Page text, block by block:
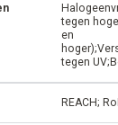
tegen
en
tegen
REACH;